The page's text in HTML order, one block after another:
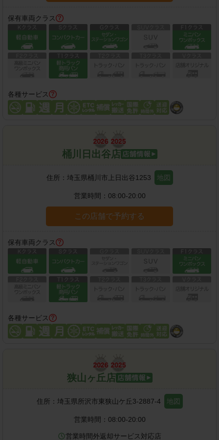
保有車両クラス
各種サービス
桶川日出谷店
住所： 埼玉県桶川市上日出谷1253 地図
営業時間： 08:00-20:00
この店舗で予約する
保有車両クラス
各種サービス
狭山ヶ丘店
住所： 埼玉県所沢市東狭山ケ丘3-2887-4 地図
営業時間： 08:00-20:00
営業時間外返却サービス対応店